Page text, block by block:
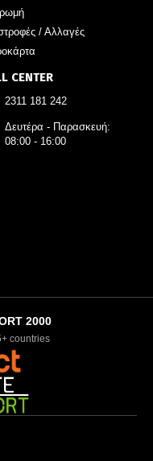
/ Αλλαγές
CENTER
2311 181 242
Δευτέρα - Παρασκευή:
08:00 - 16:00
2000
countries